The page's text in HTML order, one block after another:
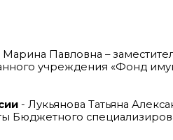
Марина Павловна –
учреждения «Фонд
- Лукьянова Татьяна
Бюджетного